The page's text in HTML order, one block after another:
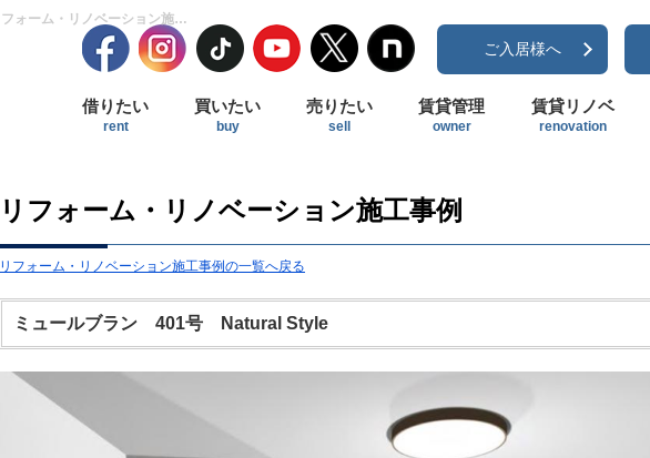
ミュールブラン 401号 Natural Style 【リノベーション】2LDK→1LDKリフォーム・リノベーション施工事例 | 武蔵小杉・武蔵中原・武蔵新城エリアの賃貸はジェクト不動産部にお任せ下さい！
ご入居様へ
借りたい
rent
買いたい
buy
売りたい
sell
賃貸管理
owner
賃貸リノベ
renovation
リフォーム・リノベーション施工事例
リフォーム・リノベーション施工事例の一覧へ戻る
ミュールブラン 401号 Natural Style